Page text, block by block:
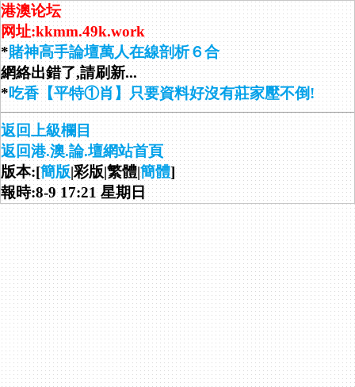
港澳论坛
网址:kkmm.49k.work
*賭神高手論壇萬人在線剖析６合
網絡出錯了,請刷新...
*吃香【平特①肖】只要資料好沒有莊家壓不倒!
返回上級欄目
返回港.澳.論.壇網站首頁
版本:[簡版|彩版|繁體|簡體]
報時:8-9 17:21 星期日